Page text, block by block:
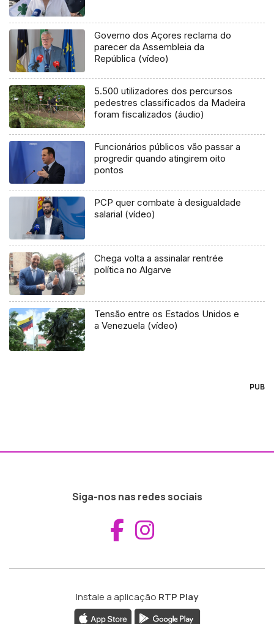
Governo dos Açores reclama do
parecer da Assembleia da
República (vídeo)
5.500 utilizadores dos percursos
pedestres classificados da Madeira
foram fiscalizados (áudio)
Funcionários públicos vão passar a
progredir quando atingirem oito
pontos
PCP quer combate à desigualdade
salarial (vídeo)
Chega volta a assinalar rentrée
política no Algarve
Tensão entre os Estados Unidos e
a Venezuela (vídeo)
PUB
Siga-nos nas redes sociais
Aceder ao
Instale a aplicação RTP Play